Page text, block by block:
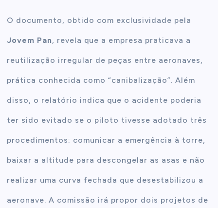
O documento, obtido com exclusividade pela
Jovem Pan, revela que a empresa praticava a
reutilização irregular de peças entre aeronaves,
prática conhecida como “canibalização”. Além
disso, o relatório indica que o acidente poderia
ter sido evitado se o piloto tivesse adotado três
procedimentos: comunicar a emergência à torre,
baixar a altitude para descongelar as asas e não
realizar uma curva fechada que desestabilizou a
aeronave. A comissão irá propor dois projetos de